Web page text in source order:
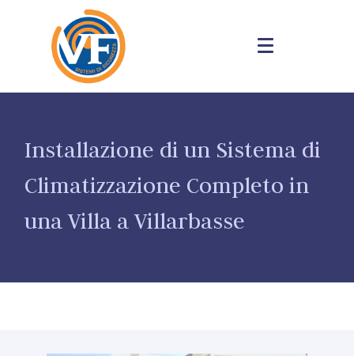
Installazione di un Sistema di
Climatizzazione Completo in
una Villa a Villarbasse